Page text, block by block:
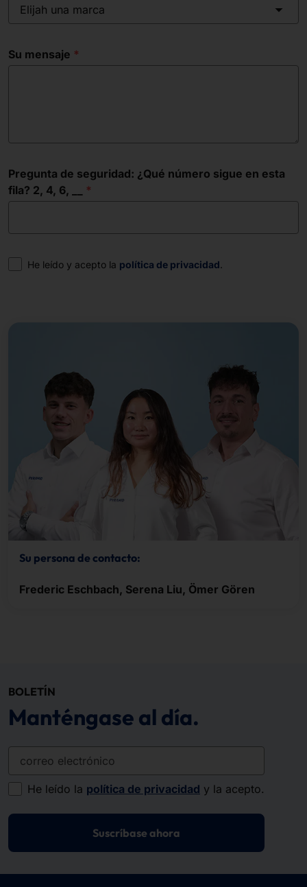
Elijah una marca
Su mensaje
Pregunta de seguridad: ¿Qué número sigue en esta
fila? 2, 4, 6, __
Consentimiento
He leído y acepto la política de privacidad.
Su persona de contacto:
Frederic Eschbach, Serena Liu, Ömer Gören
BOLETÍN
Manténgase al día.
correo electrónico
He leído la política de privacidad y la acepto.
Suscríbase ahora